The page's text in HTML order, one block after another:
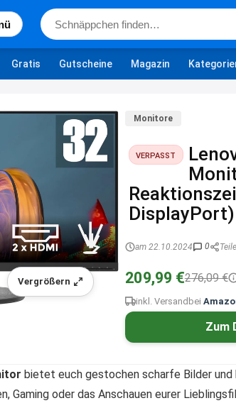
Gratis Gutscheine Magazin
Vergrößern
Monitore
VERPASST
DisplayPort)
am 22.10.2024 0
209,99 €276,09 €
inkl. Versand bei
Zum
bietet euch gestochen scharfe Bilder und
oder das Anschauen eurer